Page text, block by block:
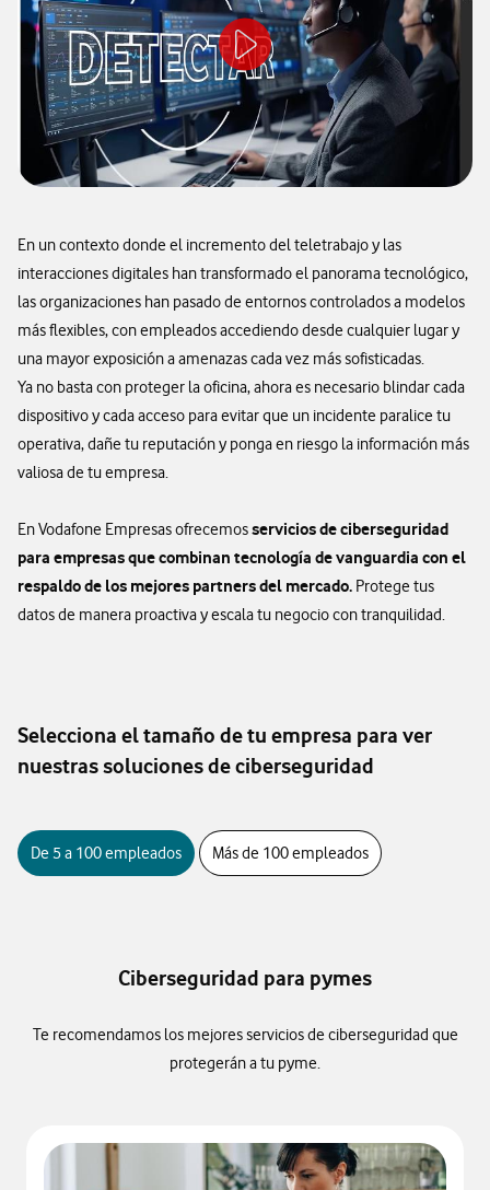
En un contexto donde el incremento del teletrabajo y las
interacciones digitales han transformado el panorama tecnológico,
las organizaciones han pasado de entornos controlados a modelos
más flexibles, con empleados accediendo desde cualquier lugar y
una mayor exposición a amenazas cada vez más sofisticadas.
Ya no basta con proteger la oficina, ahora es necesario blindar cada
dispositivo y cada acceso para evitar que un incidente paralice tu
operativa, dañe tu reputación y ponga en riesgo la información más
valiosa de tu empresa.
En Vodafone Empresas ofrecemosservicios de ciberseguridad
para empresas que combinan tecnología de vanguardia con el
respaldo de los mejores partners del mercado. Protege tus
datos de manera proactiva y escala tu negocio con tranquilidad.
Selecciona el tamaño de tu empresa para ver
nuestras soluciones de ciberseguridad
De 5 a 100 empleados Más de 100 empleados
Ciberseguridad para pymes
Te recomendamos los mejores servicios de ciberseguridad que
protegerán a tu pyme.